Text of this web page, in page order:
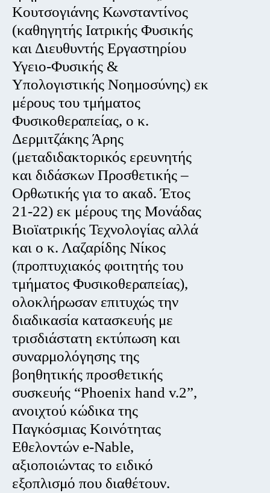
Κουτσογιάνης Κωνσταντίνος
(καθηγητής Ιατρικής Φυσικής
και Διευθυντής Εργαστηρίου
Υγειο-Φυσικής &
Υπολογιστικής Νοημοσύνης) εκ
μέρους του τμήματος
Φυσικοθεραπείας, ο κ.
Δερμιτζάκης Άρης
(μεταδιδακτορικός ερευνητής
και διδάσκων Προσθετικής –
Ορθωτικής για το ακαδ. Έτος
21-22) εκ μέρους της Μονάδας
Βιοϊατρικής Τεχνολογίας αλλά
και ο κ. Λαζαρίδης Νίκος
(προπτυχιακός φοιτητής του
τμήματος Φυσικοθεραπείας),
ολοκλήρωσαν επιτυχώς την
διαδικασία κατασκευής με
τρισδιάστατη εκτύπωση και
συναρμολόγησης της
βοηθητικής προσθετικής
συσκευής “Phoenix hand v.2”,
ανοιχτού κώδικα της
Παγκόσμιας Κοινότητας
Εθελοντών e-Nable,
αξιοποιώντας το ειδικό
εξοπλισμό που διαθέτουν.